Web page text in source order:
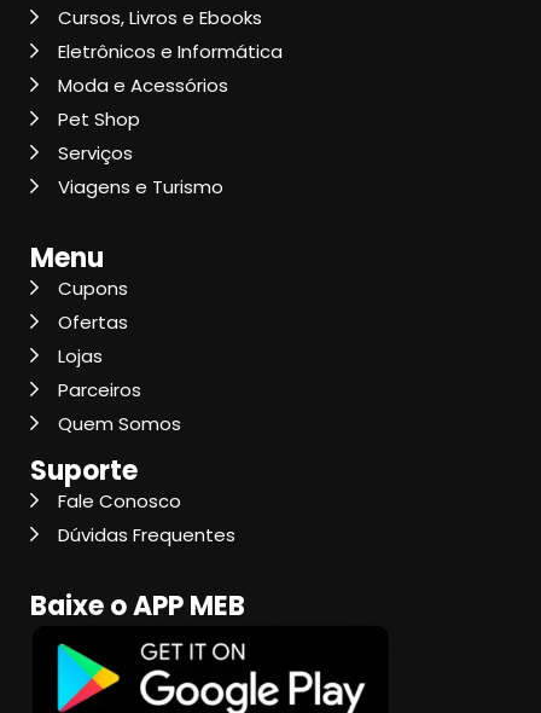
Cursos, Livros e Ebooks
Eletrônicos e Informática
Moda e Acessórios
Pet Shop
Serviços
Viagens e Turismo
Menu
Cupons
Ofertas
Lojas
Parceiros
Quem Somos
Suporte
Fale Conosco
Dúvidas Frequentes
Baixe o APP MEB